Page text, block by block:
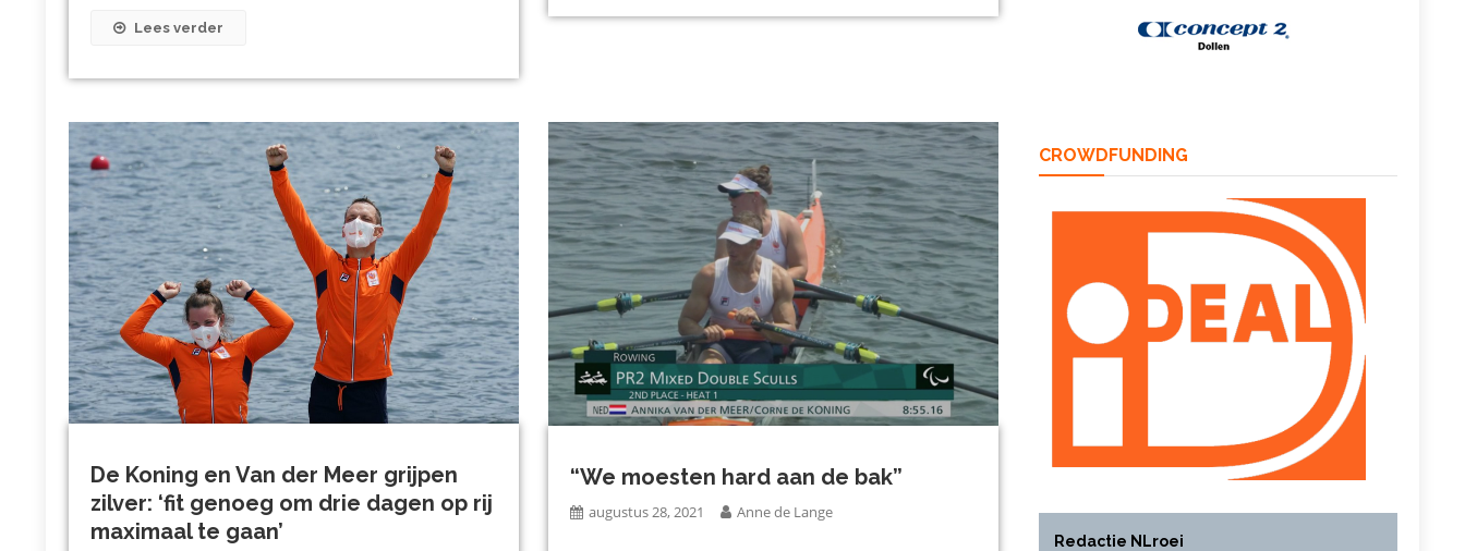
Lees verder
De Koning en Van der Meer grijpen
zilver: ‘fit genoeg om drie dagen op rij
maximaal te gaan’
“We moesten hard aan de bak”
augustus 28, 2021 Anne de Lange
CROWDFUNDING
Redactie NLroei